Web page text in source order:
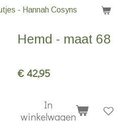
- Hannah Cosyns
Hemd - maat 68
€ 42,95
In
winkelwagen